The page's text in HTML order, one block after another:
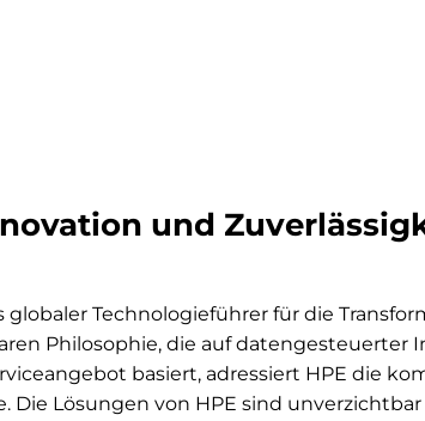
und
globaler Technologieführer für die
Philosophie, die auf datengesteuerter
basiert, adressiert HPE die
Die Lösungen von HPE sind